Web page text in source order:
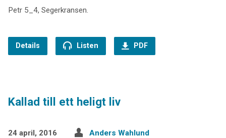
Petr 5_4, Segerkransen.
Details Listen PDF
Kallad till ett heligt liv
24 april, 2016 Anders Wahlund